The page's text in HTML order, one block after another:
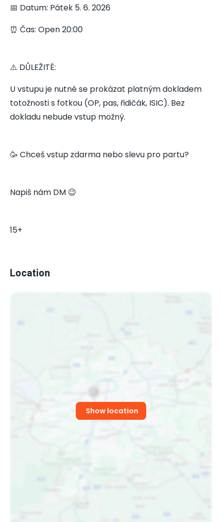
📅 Datum: Pátek 5. 6. 2026
⏰ Čas: Open 20:00
⚠️ DŮLEŽITÉ:
U vstupu je nutné se prokázat platným dokladem
totožnosti s fotkou (OP, pas, řidičák, ISIC). Bez
dokladu nebude vstup možný.
🥳 Chceš vstup zdarma nebo slevu pro partu?
Napiš nám DM 😉
15+
Location
Show location